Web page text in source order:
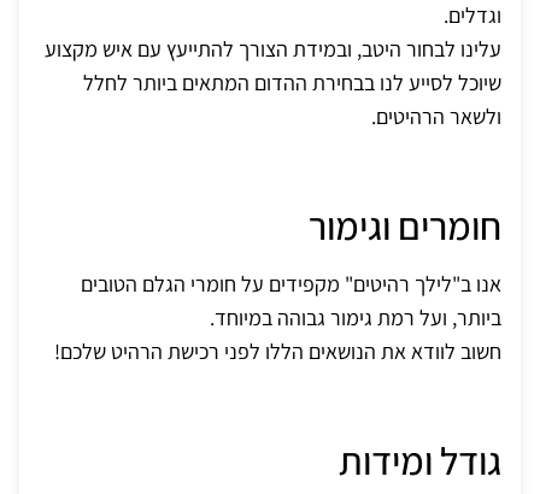
וגדלים.
עלינו לבחור היטב, ובמידת הצורך להתייעץ עם איש מקצוע
שיוכל לסייע לנו בבחירת ההדום המתאים ביותר לחלל
ולשאר הרהיטים.
חומרים וגימור
אנו ב"לילך רהיטים" מקפידים על חומרי הגלם הטובים
ביותר, ועל רמת גימור גבוהה במיוחד.
חשוב לוודא את הנושאים הללו לפני רכישת הרהיט שלכם!
גודל ומידות